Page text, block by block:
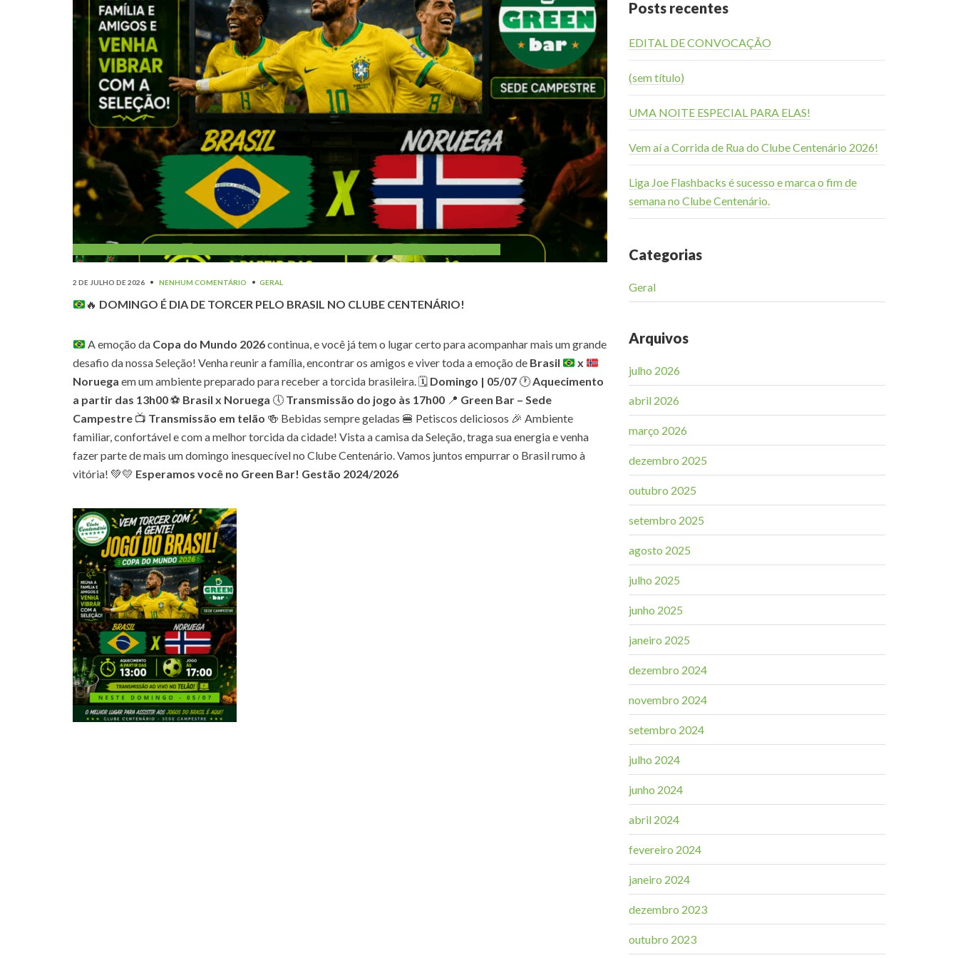
2 DE JULHO DE 2026 • NENHUM COMENTÁRIO • GERAL
🔥 DOMINGO É DIA DE TORCER PELO BRASIL NO CLUBE CENTENÁRIO!
A emoção da Copa do Mundo 2026continua, e você já tem o lugar certo para acompanhar mais um grande
desafio da nossa Seleção! Venha reunir a família, encontrar os amigos e viver toda a emoção de Brasil
x
Noruega em um ambiente preparado para receber a torcida brasileira. 🗓️ Domingo | 05/07 🕐Aquecimento
a partir das 13h00⚽ Brasil x Noruega 🕔 Transmissão do jogo às 17h00 📍 Green Bar – Sede
Campestre 📺 Transmissão em telão 🍻 Bebidas sempre geladas 🍔 Petiscos deliciosos 🎉 Ambiente
familiar, confortável e com a melhor torcida da cidade! Vista a camisa da Seleção, traga sua energia e venha
fazer parte de mais um domingo inesquecível no Clube Centenário. Vamos juntos empurrar o Brasil rumo à
vitória! 💚💛 Esperamos você no Green Bar! Gestão 2024/2026
Posts recentes
EDITAL DE CONVOCAÇÃO
(sem título)
UMA NOITE ESPECIAL PARA ELAS!
Vem aí a Corrida de Rua do Clube Centenário 2026!
Liga Joe Flashbacks é sucesso e marca o fim de
semana no Clube Centenário.
Categorias
Geral
Arquivos
julho 2026
abril 2026
março 2026
dezembro 2025
outubro 2025
setembro 2025
agosto 2025
julho 2025
junho 2025
janeiro 2025
dezembro 2024
novembro 2024
setembro 2024
julho 2024
junho 2024
abril 2024
fevereiro 2024
janeiro 2024
dezembro 2023
outubro 2023